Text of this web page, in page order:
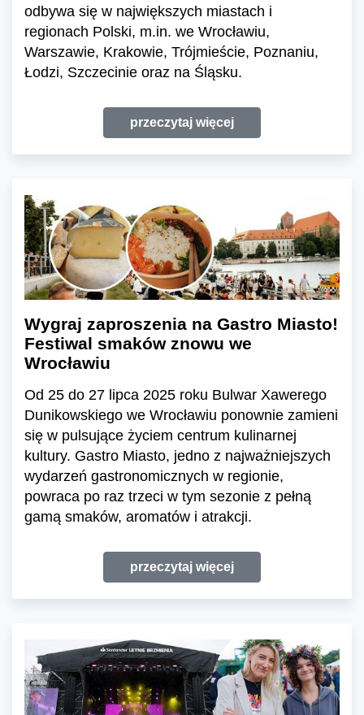
odbywa się w największych miastach i
regionach Polski, m.in. we Wrocławiu,
Warszawie, Krakowie, Trójmieście, Poznaniu,
Łodzi, Szczecinie oraz na Śląsku.
przeczytaj więcej
Wygraj zaproszenia na Gastro Miasto!
Festiwal smaków znowu we
Wrocławiu
Od 25 do 27 lipca 2025 roku Bulwar Xawerego
Dunikowskiego we Wrocławiu ponownie zamieni
się w pulsujące życiem centrum kulinarnej
kultury. Gastro Miasto, jedno z najważniejszych
wydarzeń gastronomicznych w regionie,
powraca po raz trzeci w tym sezonie z pełną
gamą smaków, aromatów i atrakcji.
przeczytaj więcej